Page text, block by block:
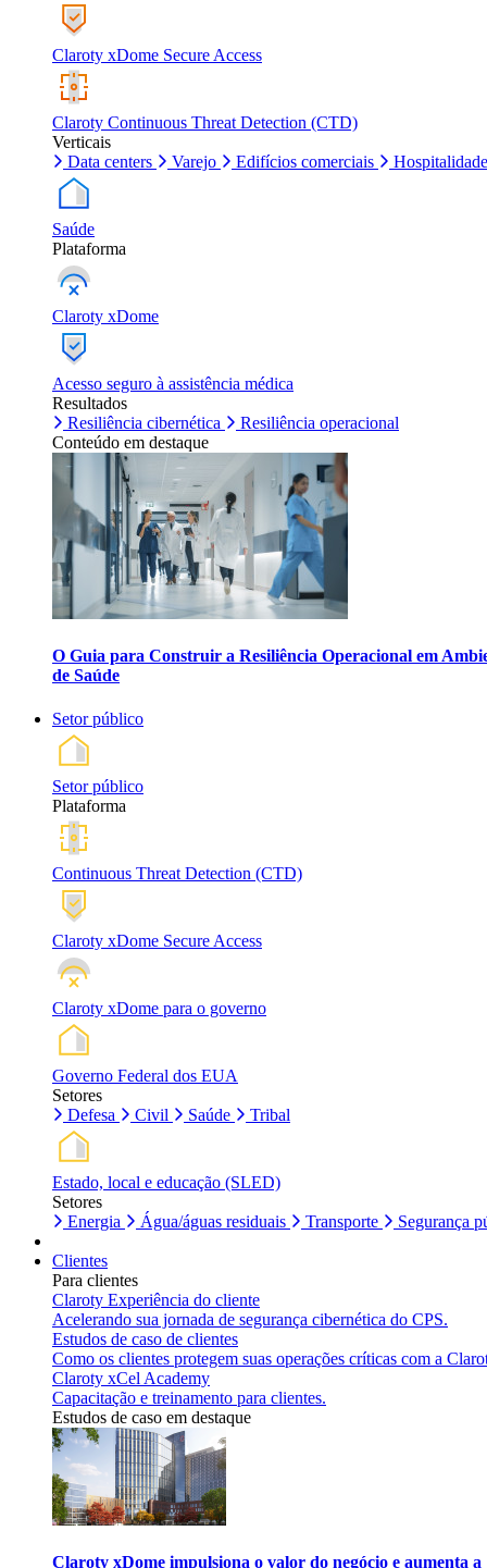
Claroty xDome Secure Access
Claroty Continuous Threat Detection (CTD)
Verticais
Data centers
Varejo Edifícios comerciais Hospitalidade
Saúde
Plataforma
Claroty xDome
Acesso seguro à assistência médica
Resultados
Resiliência cibernética
Resiliência operacional
Conteúdo em destaque
O Guia para Construir a Resiliência Operacional em
de Saúde
Setor público
Setor público
Plataforma
Continuous Threat Detection (CTD)
Claroty xDome Secure Access
Claroty xDome para o governo
Governo Federal dos EUA
Setores
Defesa
Civil Saúde Tribal
Estado, local e educação (SLED)
Setores
Energia
Água/águas residuais Transporte Segurança
Clientes
Para clientes
Claroty Experiência do cliente
Acelerando sua jornada de segurança cibernética do CPS.
Estudos de caso de clientes
Como os clientes protegem suas operações críticas com a
Claroty xCel Academy
Capacitação e treinamento para clientes.
Estudos de caso em destaque
Claroty xDome impulsiona o valor do negócio e aumenta a